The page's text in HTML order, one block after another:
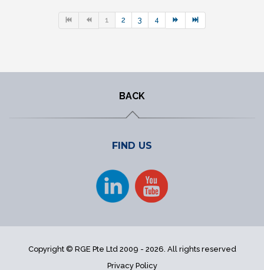
1 2 3 4
BACK
FIND US
Copyright © RGE Pte Ltd 2009 - 2026. All rights reserved
Privacy Policy